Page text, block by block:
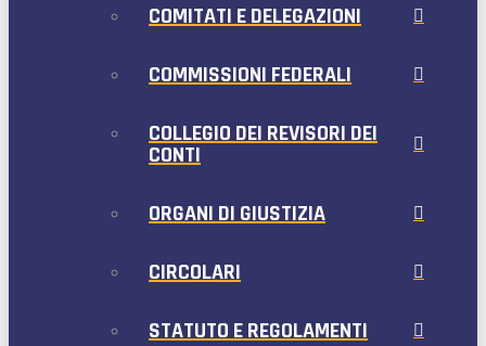
COMITATI E DELEGAZIONI
COMMISSIONI FEDERALI
COLLEGIO DEI REVISORI DEI
CONTI
ORGANI DI GIUSTIZIA
CIRCOLARI
STATUTO E REGOLAMENTI